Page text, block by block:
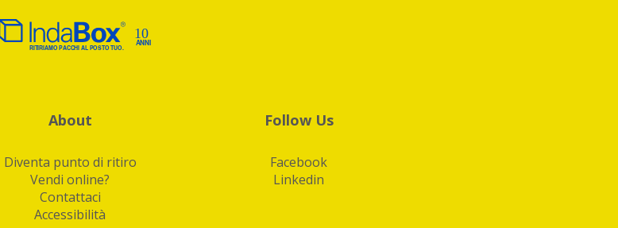
About
Diventa punto di ritiro
Vendi online?
Contattaci
Accessibilità
Follow Us
Facebook
Linkedin